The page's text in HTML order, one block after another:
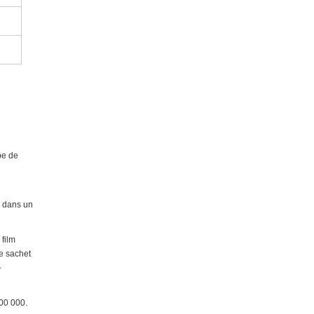
de
un
film
sachet
000.